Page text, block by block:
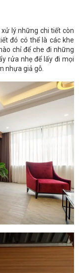
lý những chi tiết còn
đó có thể là các khe
chỉ để che đi những
rửa nhẹ để lấy đi mọi
nhựa giả gỗ.